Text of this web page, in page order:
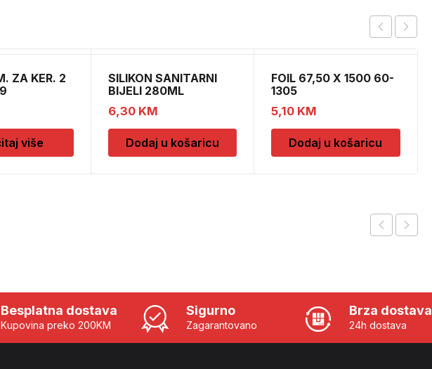
ZA KER. 2
više
SILIKON SANITARNI
BIJELI 280ML
6,30 KM
Dodaj u košaricu
FOIL 67,50 X 1500 60-
1305
5,10 KM
Dodaj u košaricu
Besplatna dostava
Kupovina preko 200KM
Sigurno
Zagarantovano
Brza dostava
24h dostava